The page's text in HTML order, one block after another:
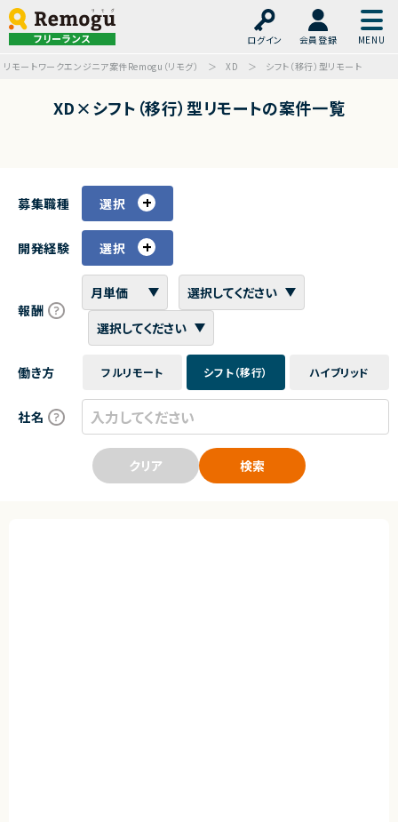
フリーランス ログイン
会員登録
リモートワークエンジニア案件Remogu（リモグ）
XD シフト（移行）型リモート
XD×シフト（移行）型リモートの案件一覧
募集職種 選択
開発経験 選択
報酬
働き方 フルリモート シフト（移行） ハイブリッド
社名
クリア 検索